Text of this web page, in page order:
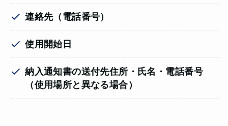
連絡先（電話番号）
使用開始日
納入通知書の送付先住所・氏名・電話番号
（使用場所と異なる場合）